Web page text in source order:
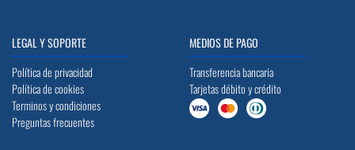
LEGAL Y SOPORTE
Política de privacidad
Política de cookies
Terminos y condiciones
Preguntas frecuentes
MEDIOS DE PAGO
Transferencia bancaria
Tarjetas débito y crédito